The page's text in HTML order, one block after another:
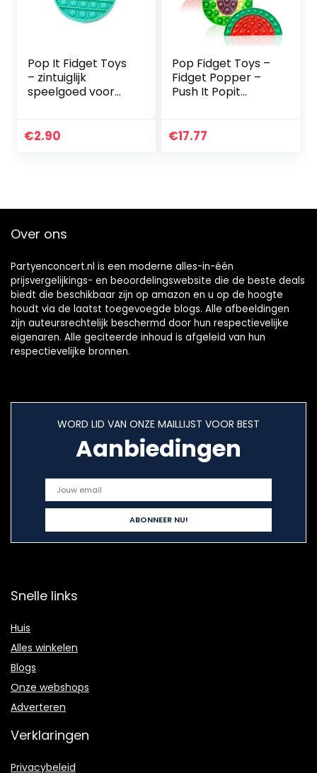
Pop It Fidget Toys
– zintuiglijk
speelgoed voor
ADHD – perfect
€2.90
Pop Fidget Toys –
Fidget Popper –
Push It Popit
Poppers
€17.77
Over ons
Partyenconcert.nl is een moderne alles-in-één
prijsvergelijkings- en beoordelingswebsite die de beste deals
biedt die beschikbaar zijn op amazon en u op de hoogte
houdt via de laatst toegevoegde blogs. Alle afbeeldingen
zijn auteursrechtelijk beschermd door hun respectievelijke
eigenaren. Alle geciteerde inhoud is afgeleid van hun
respectievelijke bronnen.
WORD LID VAN ONZE MAILLIJST VOOR BEST
Aanbiedingen
Snelle links
Huis
Alles winkelen
Blogs
Onze webshops
Adverteren
Verklaringen
Privacybeleid